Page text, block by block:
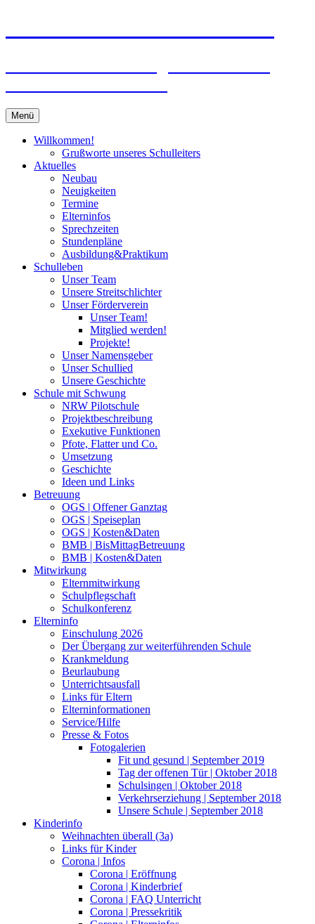
Menü
Willkommen!
Grußworte unseres Schulleiters
Aktuelles
Neubau
Neuigkeiten
Termine
Elterninfos
Sprechzeiten
Stundenpläne
Ausbildung&Praktikum
Schulleben
Unser Team
Unsere Streitschlichter
Unser Förderverein
Unser Team!
Mitglied werden!
Projekte!
Unser Namensgeber
Unser Schullied
Unsere Geschichte
Schule mit Schwung
NRW Pilotschule
Projektbeschreibung
Exekutive Funktionen
Pfote, Flatter und Co.
Umsetzung
Geschichte
Ideen und Links
Betreuung
OGS | Offener Ganztag
OGS | Speiseplan
OGS | Kosten&Daten
BMB | BisMittagBetreuung
BMB | Kosten&Daten
Mitwirkung
Elternmitwirkung
Schulpflegschaft
Schulkonferenz
Elterninfo
Einschulung 2026
Der Übergang zur weiterführenden Schule
Krankmeldung
Beurlaubung
Unterrichtsausfall
Links für Eltern
Elterninformationen
Service/Hilfe
Presse & Fotos
Fotogalerien
Fit und gesund | September 2019
Tag der offenen Tür | Oktober 2018
Schulsingen | Oktober 2018
Verkehrserziehung | September 2018
Unsere Schule | September 2018
Kinderinfo
Weihnachten überall (3a)
Links für Kinder
Corona | Infos
Corona | Eröffnung
Corona | Kinderbrief
Corona | FAQ Unterricht
Corona | Pressekritik